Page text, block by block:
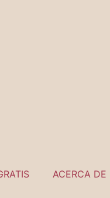
ACERCA DE